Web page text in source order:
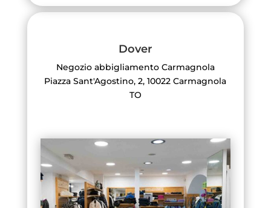
Dover
Negozio abbigliamento Carmagnola
Piazza Sant'Agostino, 2, 10022 Carmagnola
TO